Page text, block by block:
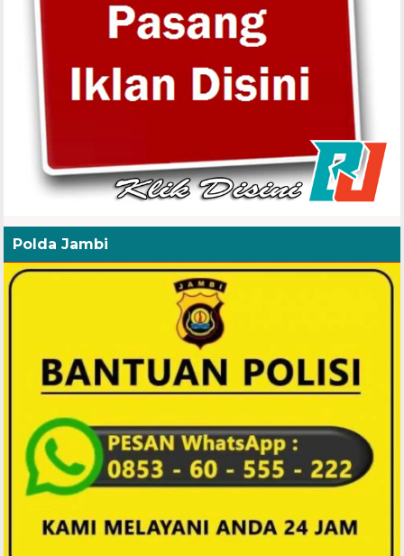
Polda Jambi